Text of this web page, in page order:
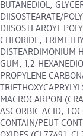
BUTANEDIOL,
DIISOSTEARATE/
DIISOSTEAROYL
CHLORIDE,
DISTEARDIMONIUM
GUM, 1,2-
PROPYLENE
MACROCARPON
ASCORBIC ACID,
CONTAIN/PEUT